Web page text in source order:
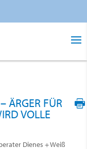
ÄRGER FÜR
VOLLE
Dienes + Weiß